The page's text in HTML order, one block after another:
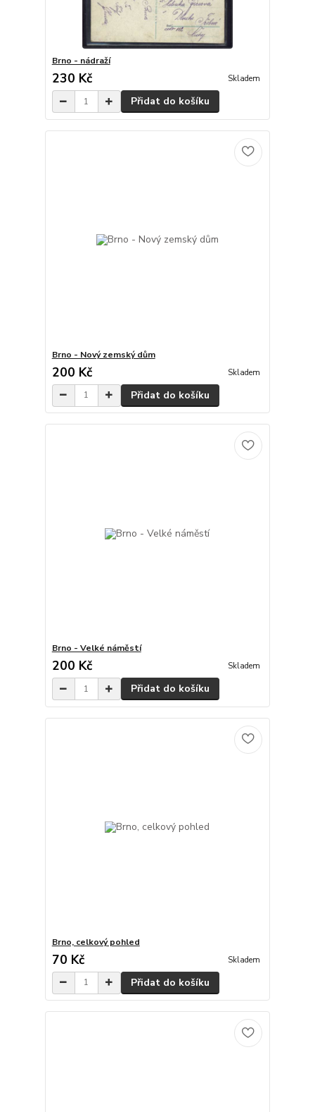
Brno - nádraží
230 Kč Skladem
Přidat do košíku
Brno - Nový zemský dům
200 Kč Skladem
Přidat do košíku
Brno - Velké náměstí
200 Kč Skladem
Přidat do košíku
Brno, celkový pohled
70 Kč Skladem
Přidat do košíku